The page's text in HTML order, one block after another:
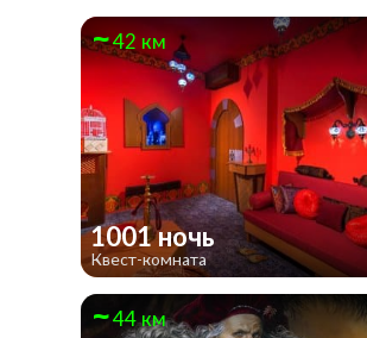
42 км
1001 ночь
Квест-комната
44 км